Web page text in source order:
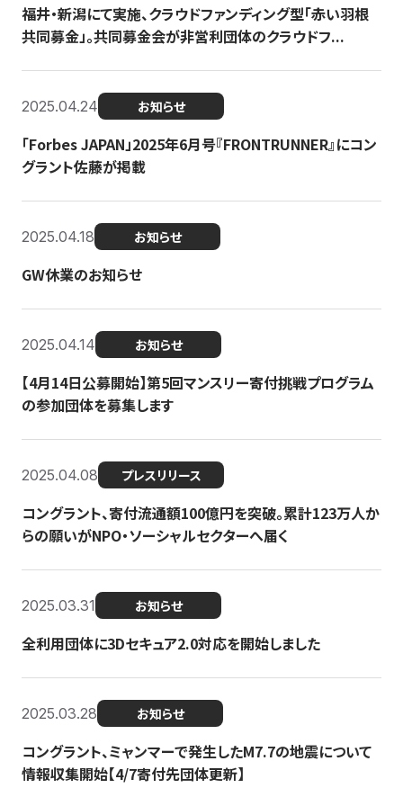
福井・新潟にて実施、クラウドファンディング型「赤い羽根
共同募金」。共同募金会が非営利団体のクラウドフ...
2025.04.24 お知らせ
「Forbes JAPAN」2025年6月号『FRONTRUNNER』にコン
グラント佐藤が掲載
2025.04.18 お知らせ
GW休業のお知らせ
2025.04.14 お知らせ
【4月14日公募開始】第5回マンスリー寄付挑戦プログラム
の参加団体を募集します
2025.04.08 プレスリリース
コングラント、寄付流通額100億円を突破。累計123万人か
らの願いがNPO・ソーシャルセクターへ届く
2025.03.31 お知らせ
全利用団体に3Dセキュア2.0対応を開始しました
2025.03.28 お知らせ
コングラント、ミャンマーで発生したM7.7の地震について
情報収集開始【4/7寄付先団体更新】